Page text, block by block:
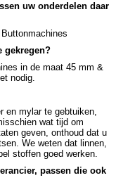
uw onderdelen daar
gekregen?
in de maat 45 mm &
nodig.
en mylar te gebtuiken,
wat tijd om
geven, onthoud dat u
We weten dat linnen,
stoffen goed werken.
passen die ook